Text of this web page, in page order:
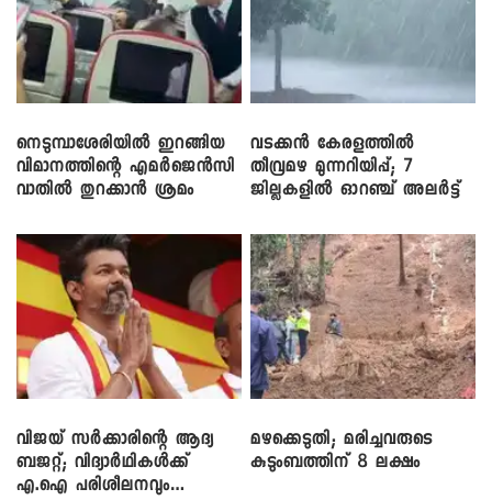
നെടുമ്പാശേരിയിൽ ഇറങ്ങിയ
വിമാനത്തിന്റെ എമർജെൻസി
വാതിൽ തുറക്കാൻ ശ്രമം
വടക്കൻ കേരളത്തിൽ
തീവ്രമഴ മുന്നറിയിപ്പ്; 7
ജില്ലകളിൽ ഓറഞ്ച് അലർട്ട്
വിജയ് സർക്കാരിന്റെ ആദ്യ
ബജറ്റ്; വിദ്യാർഥികൾക്ക്
എ.ഐ പരിശീലനവും
മഴക്കെടുതി; മരിച്ചവരുടെ
കുടുംബത്തിന് 8 ലക്ഷം